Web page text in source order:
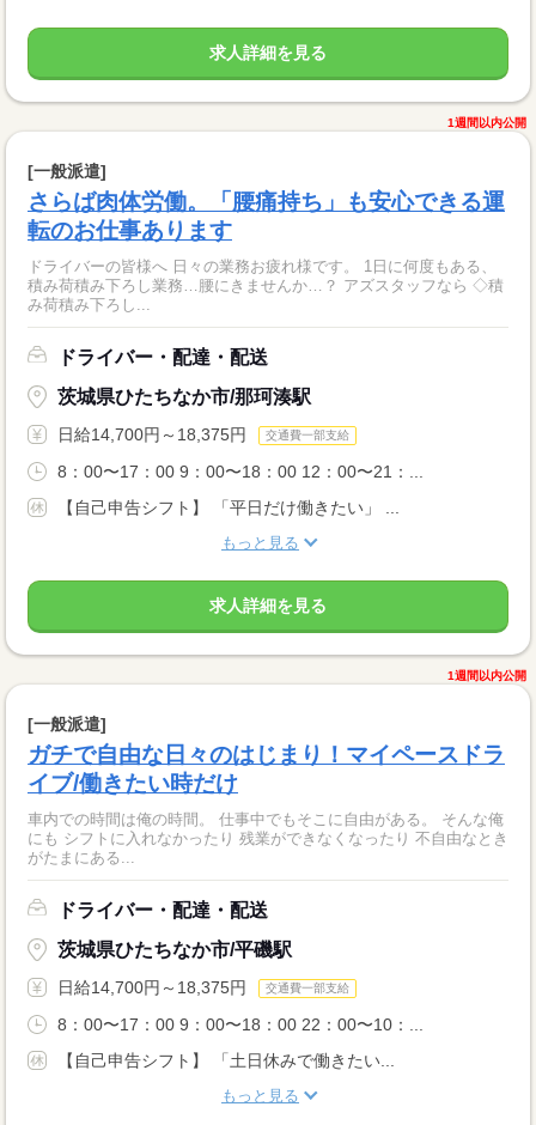
求人詳細を見る
1週間以内公開
[一般派遣]
さらば肉体労働。「腰痛持ち」も安心できる運
転のお仕事あります
ドライバーの皆様へ 日々の業務お疲れ様です。 1日に何度もある、
積み荷積み下ろし業務…腰にきませんか…？ アズスタッフなら ◇積
み荷積み下ろし...
ドライバー・配達・配送
茨城県ひたちなか市/那珂湊駅
日給14,700円～18,375円 交通費一部支給
8：00〜17：00 9：00〜18：00 12：00〜21：...
【自己申告シフト】 「平日だけ働きたい」 ...
もっと見る
求人詳細を見る
1週間以内公開
[一般派遣]
ガチで自由な日々のはじまり！マイペースドラ
イブ/働きたい時だけ
車内での時間は俺の時間。 仕事中でもそこに自由がある。 そんな俺
にも シフトに入れなかったり 残業ができなくなったり 不自由なとき
がたまにある...
ドライバー・配達・配送
茨城県ひたちなか市/平磯駅
日給14,700円～18,375円 交通費一部支給
8：00〜17：00 9：00〜18：00 22：00〜10：...
【自己申告シフト】 「土日休みで働きたい...
もっと見る